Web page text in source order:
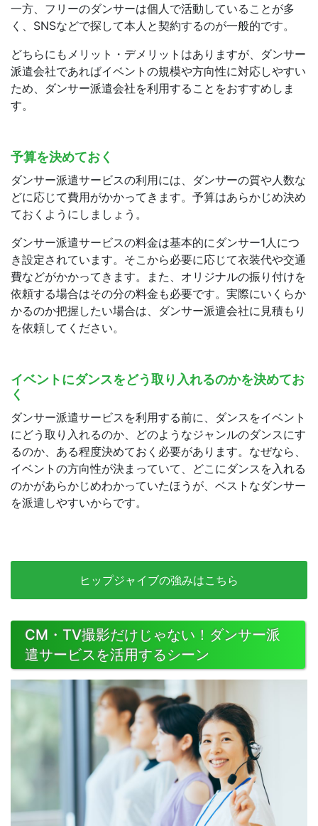
一方、フリーのダンサーは個人で活動していることが多
く、SNSなどで探して本人と契約するのが一般的です。
どちらにもメリット・デメリットはありますが、ダンサー
派遣会社であればイベントの規模や方向性に対応しやすい
ため、ダンサー派遣会社を利用することをおすすめしま
す。
予算を決めておく
ダンサー派遣サービスの利用には、ダンサーの質や人数な
どに応じて費用がかかってきます。予算はあらかじめ決め
ておくようにしましょう。
ダンサー派遣サービスの料金は基本的にダンサー1人につ
き設定されています。そこから必要に応じて衣装代や交通
費などがかかってきます。また、オリジナルの振り付けを
依頼する場合はその分の料金も必要です。実際にいくらか
かるのか把握したい場合は、ダンサー派遣会社に見積もり
を依頼してください。
イベントにダンスをどう取り入れるのかを決めてお
く
ダンサー派遣サービスを利用する前に、ダンスをイベント
にどう取り入れるのか、どのようなジャンルのダンスにす
るのか、ある程度決めておく必要があります。なぜなら、
イベントの方向性が決まっていて、どこにダンスを入れる
のかがあらかじめわかっていたほうが、ベストなダンサー
を派遣しやすいからです。
ヒップジャイブの強みはこちら
CM・TV撮影だけじゃない！ダンサー派
遣サービスを活用するシーン